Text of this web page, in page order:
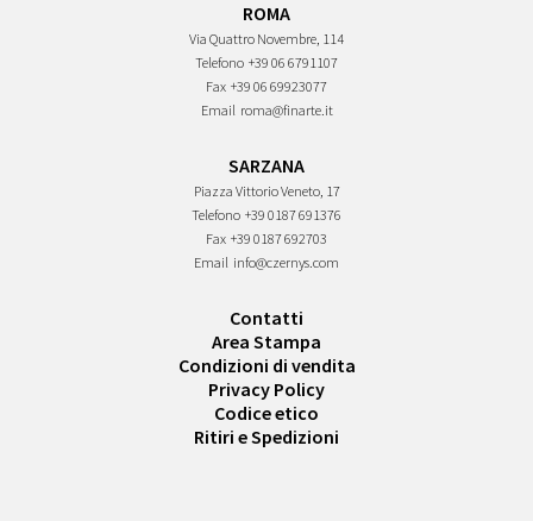
ROMA
Via Quattro Novembre, 114
Telefono +39 06 6791107
Fax +39 06 69923077
Email roma@finarte.it
SARZANA
Piazza Vittorio Veneto, 17
Telefono +39 0187 691376
Fax +39 0187 692703
Email info@czernys.com
Contatti
Area Stampa
Condizioni di vendita
Privacy Policy
Codice etico
Ritiri e Spedizioni